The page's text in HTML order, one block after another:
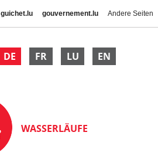
guichet.lu gouvernement.lu Andere Seiten
DE FR LU EN
WASSERLÄUFE